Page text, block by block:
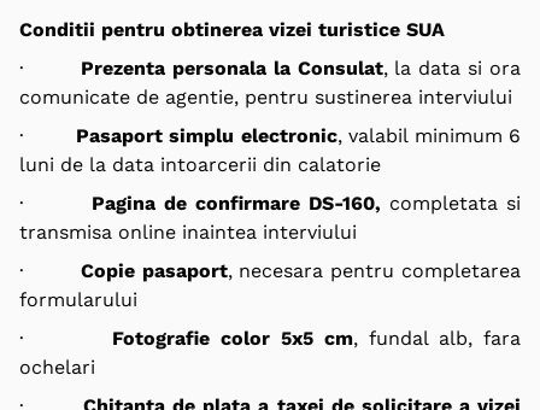
Conditii pentru obtinerea vizei turistice SUA
· Prezenta personala la Consulat, la data si ora
comunicate de agentie, pentru sustinerea interviului
· Pasaport simplu electronic, valabil minimum 6
luni de la data intoarcerii din calatorie
· Pagina de confirmare DS-160, completata si
transmisa online inaintea interviului
· Copie pasaport, necesara pentru completarea
formularului
· Fotografie color 5x5 cm, fundal alb, fara
ochelari